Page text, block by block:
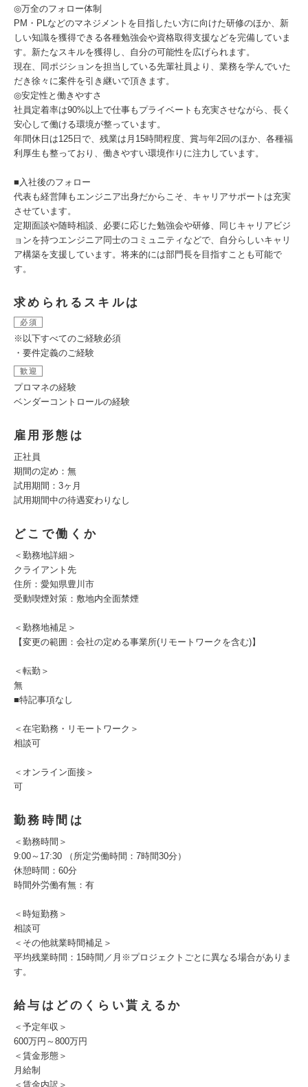
◎万全のフォロー体制
PM・PLなどのマネジメントを目指したい方に向けた研修のほか、新
しい知識を獲得できる各種勉強会や資格取得支援などを完備していま
す。新たなスキルを獲得し、自分の可能性を広げられます。
現在、同ポジションを担当している先輩社員より、業務を学んでいた
だき徐々に案件を引き継いで頂きます。
◎安定性と働きやすさ
社員定着率は90%以上で仕事もプライベートも充実させながら、長く
安心して働ける環境が整っています。
年間休日は125日で、残業は月15時間程度、賞与年2回のほか、各種福
利厚生も整っており、働きやすい環境作りに注力しています。
■入社後のフォロー
代表も経営陣もエンジニア出身だからこそ、キャリアサポートは充実
させています。
定期面談や随時相談、必要に応じた勉強会や研修、同じキャリアビジ
ョンを持つエンジニア同士のコミュニティなどで、自分らしいキャリ
ア構築を支援しています。将来的には部門長を目指すことも可能で
す。
求められるスキルは
必須
※以下すべてのご経験必須
・要件定義のご経験
歓迎
プロマネの経験
ベンダーコントロールの経験
雇用形態は
正社員
期間の定め：無
試用期間：3ヶ月
試用期間中の待遇変わりなし
どこで働くか
＜勤務地詳細＞
クライアント先
住所：愛知県豊川市
受動喫煙対策：敷地内全面禁煙
＜勤務地補足＞
【変更の範囲：会社の定める事業所(リモートワークを含む)】
＜転勤＞
無
■特記事項なし
＜在宅勤務・リモートワーク＞
相談可
＜オンライン面接＞
可
勤務時間は
＜勤務時間＞
9:00～17:30 （所定労働時間：7時間30分）
休憩時間：60分
時間外労働有無：有
＜時短勤務＞
相談可
＜その他就業時間補足＞
平均残業時間：15時間／月※プロジェクトごとに異なる場合がありま
す。
給与はどのくらい貰えるか
＜予定年収＞
600万円～800万円
＜賃金形態＞
月給制
＜賃金内訳＞